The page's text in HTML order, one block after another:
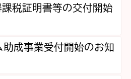
税証明書等の交付開始
成事業受付開始のお知